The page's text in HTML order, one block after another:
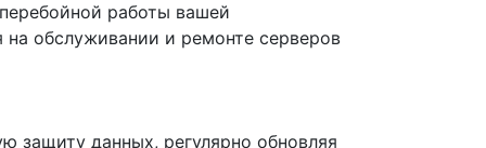
работы вашей
обслуживании и ремонте серверов
защиту данных, регулярно обновляя